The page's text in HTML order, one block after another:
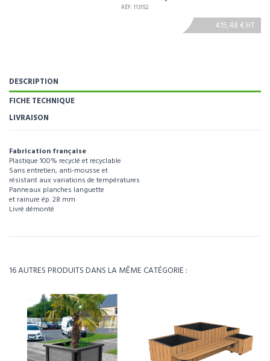
RÉF. 113152
415,48 € HT
DESCRIPTION
FICHE TECHNIQUE
LIVRAISON
Fabrication française
Plastique 100% recyclé et recyclable
Sans entretien, anti-mousse et
résistant aux variations de températures
Panneaux planches languette
et rainure ép. 28 mm
Livré démonté
Environ 4 à 5 semaines - À confirmer lors de la
16 AUTRES PRODUITS DANS LA MÊME CATÉGORIE :